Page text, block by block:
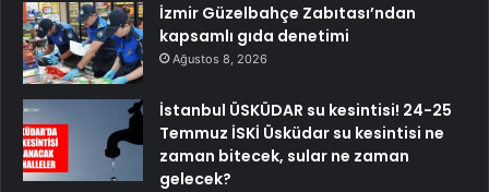
İzmir Güzelbahçe Zabıtası’ndan
kapsamlı gıda denetimi
Ağustos 8, 2026
İstanbul ÜSKÜDAR su kesintisi! 24-25
Temmuz İSKİ Üsküdar su kesintisi ne
zaman bitecek, sular ne zaman
gelecek?